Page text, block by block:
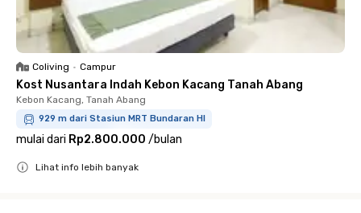
Coliving • Campur
Kost Nusantara Indah Kebon Kacang Tanah Abang
Kebon Kacang, Tanah Abang
929 m dari Stasiun MRT Bundaran HI
mulai dari Rp2.800.000 /bulan
Lihat info lebih banyak